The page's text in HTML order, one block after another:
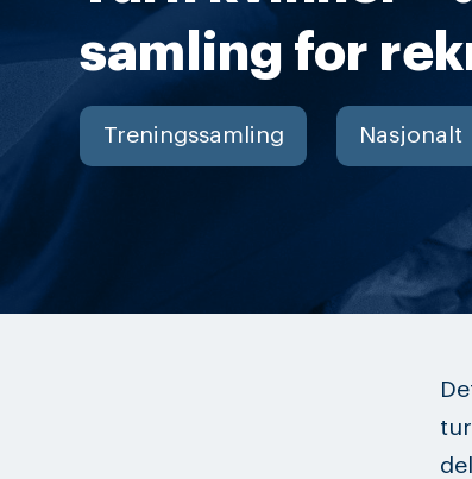
samling for
Treningssamling Nasjonalt